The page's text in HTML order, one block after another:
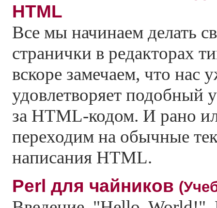
HTML
Все мы начинаем делать
странички в редакторах
вскоре замечаем, что нас
удовлетворяет подобный
за HTML-кодом. И рано
переходим на обычные
написания HTML.
Perl для чайников